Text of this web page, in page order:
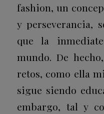
fashion, un
y perseverancia,
que la
mundo. De
retos, como ella
sigue siendo
embargo, tal y